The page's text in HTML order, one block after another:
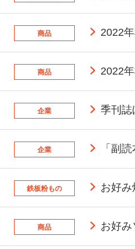
商品 2022
商品 2022
企業 季刊誌
企業 「副
鉄板粉もの お好み
商品 お好